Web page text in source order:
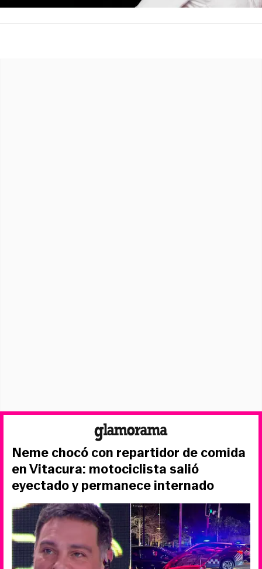
Neme chocó con repartidor de comida
en Vitacura: motociclista salió
eyectado y permanece internado